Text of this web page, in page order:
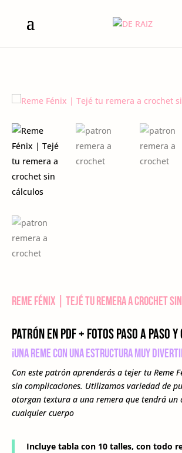
Reme Fénix | Tejé tu remera a crochet
Patrón en PDF + Fotos paso a paso
¡Una reme con una estructura muy
Con este patrón aprenderás a tejer tu Reme
sin complicaciones. Utilizamos variedad de
otorgan textura a una remera que tendrá un
cualquier cuerpo
Incluye tabla con 10 talles, con todo